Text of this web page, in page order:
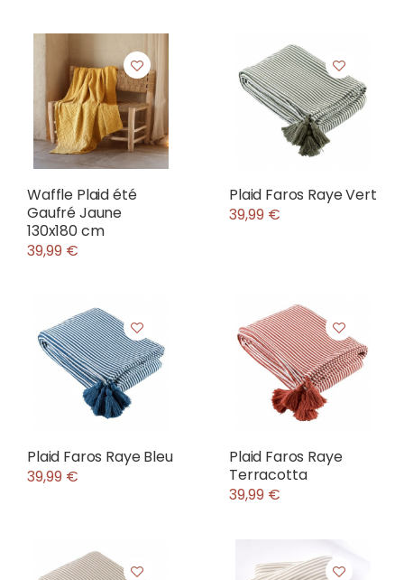
Waffle Plaid été
Gaufré Jaune
130x180 cm
39,99 €
Plaid Faros Raye Vert
39,99 €
Plaid Faros Raye Bleu
39,99 €
Plaid Faros Raye
Terracotta
39,99 €